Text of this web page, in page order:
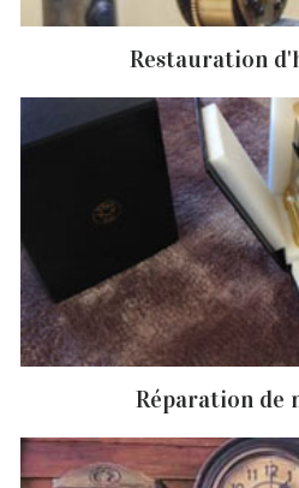
Restauration
Réparation de